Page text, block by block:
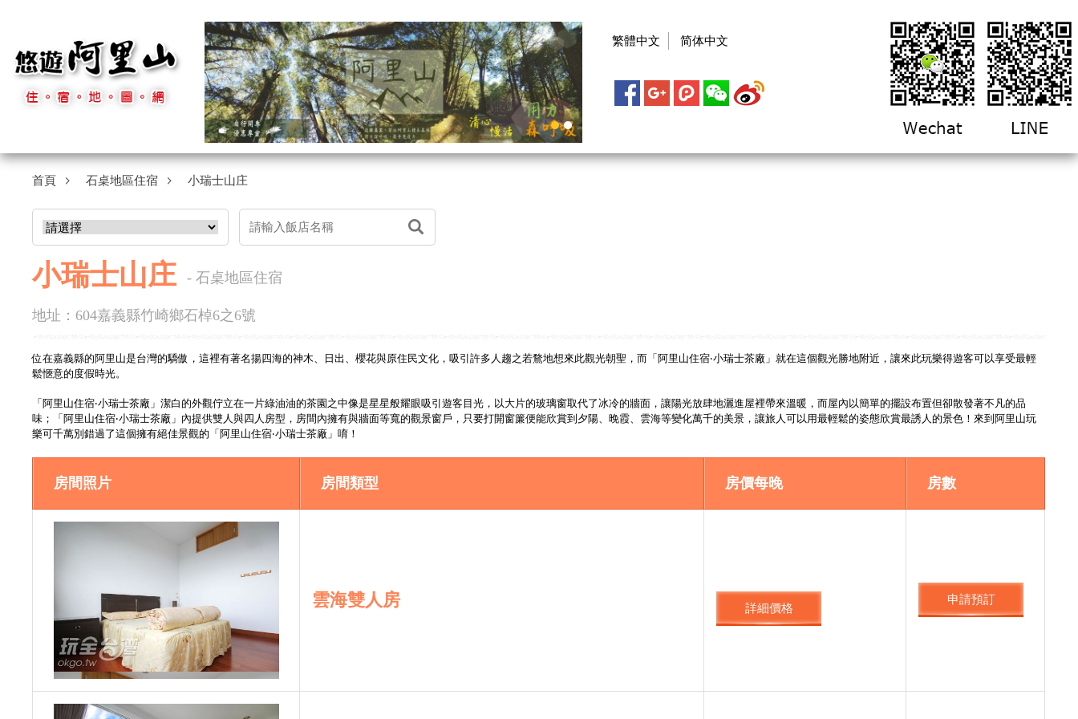
繁體中文 简体中文
首頁 石桌地區住宿 小瑞士山庄
小瑞士山庄 - 石桌地區住宿
地址：604嘉義縣竹崎鄉石棹6之6號
位在嘉義縣的阿里山是台灣的驕傲，這裡有著名揚四海的神木、日出、櫻花與原住民文化，吸引許多人趨之若鶩地想來此觀光朝聖，而「阿里山住宿‧小瑞士茶廠」就在這個觀光勝地附近，讓來此玩樂得遊客可以享受最輕
鬆愜意的度假時光。
「阿里山住宿‧小瑞士茶廠」潔白的外觀佇立在一片綠油油的茶園之中像是星星般耀眼吸引遊客目光，以大片的玻璃窗取代了冰冷的牆面，讓陽光放肆地灑進屋裡帶來溫暖，而屋內以簡單的擺設布置但卻散發著不凡的品
味；「阿里山住宿‧小瑞士茶廠」內提供雙人與四人房型，房間內擁有與牆面等寬的觀景窗戶，只要打開窗簾便能欣賞到夕陽、晚霞、雲海等變化萬千的美景，讓旅人可以用最輕鬆的姿態欣賞最誘人的景色！來到阿里山玩
樂可千萬別錯過了這個擁有絕佳景觀的「阿里山住宿‧小瑞士茶廠」唷！
房間照片 房間類型 房價每晚 房數
雲海雙人房 詳細價格
申請預訂